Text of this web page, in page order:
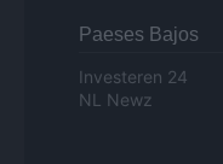
Paeses Bajos
Investeren 24
NL Newz